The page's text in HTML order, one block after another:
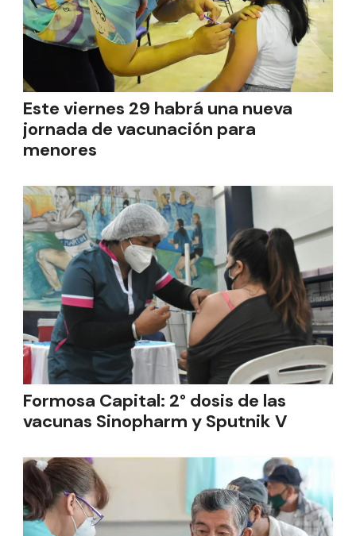
Este viernes 29 habrá una nueva
jornada de vacunación para
menores
Formosa Capital: 2° dosis de las
vacunas Sinopharm y Sputnik V